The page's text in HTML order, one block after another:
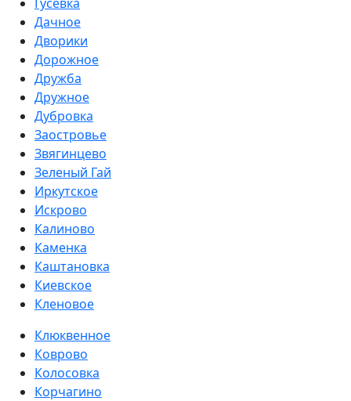
Дачное
Дворики
Дорожное
Дружба
Дружное
Дубровка
Заостровье
Звягинцево
Зеленый Гай
Иркутское
Искрово
Калиново
Каменка
Каштановка
Киевское
Кленовое
Клюквенное
Коврово
Колосовка
Корчагино